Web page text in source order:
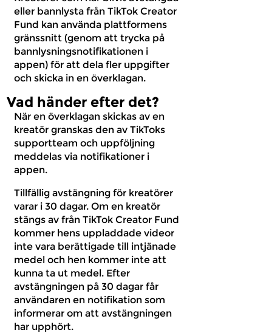
eller bannlysta från TikTok Creator
Fund kan använda plattformens
gränssnitt (genom att trycka på
bannlysningsnotifikationen i
appen) för att dela fler uppgifter
och skicka in en överklagan.
Vad händer efter det?
När en överklagan skickas av en
kreatör granskas den av TikToks
supportteam och uppföljning
meddelas via notifikationer i
appen.
Tillfällig avstängning för kreatörer
varar i 30 dagar. Om en kreatör
stängs av från TikTok Creator Fund
kommer hens uppladdade videor
inte vara berättigade till intjänade
medel och hen kommer inte att
kunna ta ut medel. Efter
avstängningen på 30 dagar får
användaren en notifikation som
informerar om att avstängningen
har upphört.